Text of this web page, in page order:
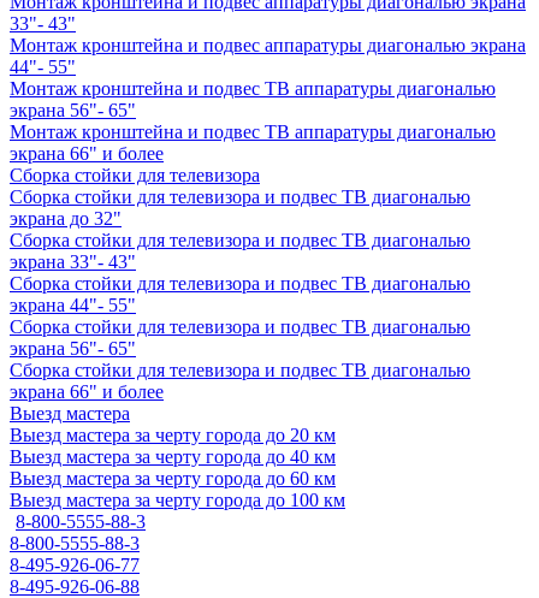
33"- 43"
Монтаж кронштейна и подвес аппаратуры диагональю экрана
44"- 55"
Монтаж кронштейна и подвес ТВ аппаратуры диагональю
экрана 56"- 65"
Монтаж кронштейна и подвес ТВ аппаратуры диагональю
экрана 66" и более
Сборка стойки для телевизора
Сборка стойки для телевизора и подвес ТВ диагональю
экрана до 32"
Сборка стойки для телевизора и подвес ТВ диагональю
экрана 33"- 43"
Сборка стойки для телевизора и подвес ТВ диагональю
экрана 44"- 55"
Сборка стойки для телевизора и подвес ТВ диагональю
экрана 56"- 65"
Сборка стойки для телевизора и подвес ТВ диагональю
экрана 66" и более
Выезд мастера
Выезд мастера за черту города до 20 км
Выезд мастера за черту города до 40 км
Выезд мастера за черту города до 60 км
Выезд мастера за черту города до 100 км
8-800-5555-88-3
8-800-5555-88-3
8-495-926-06-77
8-495-926-06-88